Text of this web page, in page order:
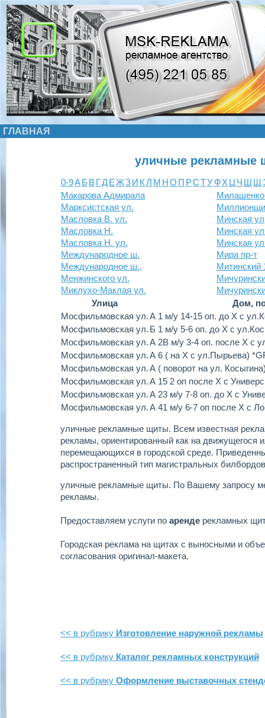
ГЛАВНАЯ
уличные рекламные
0-9АБ ВГДЕЖЗИ КЛ М НО П РСТУФХ Ц Ч Ш Щ
Макарова Адмирала
Марксистская ул.
Масловка В. ул.
Масловка Н.
Масловка Н. ул.
Международное ш.
Международное ш.,
Менжинского ул.
Миклухо-Маклая ул.
Минская ул
Минская
Минская
Мира пр-т
Митинский
Улица
Дом,
Мосфильмовская ул.А 1 м/у 14-15 оп. до Х с
Мосфильмовская ул. Б 1 м/у 5-6 оп. до Х с
Мосфильмовская ул.А 2В м/у 3-4 оп. после Х с
Мосфильмовская ул.А 6 ( на Х с ул.Пырьева)
Мосфильмовская ул.А ( поворот на ул.
Мосфильмовская ул.А 15 2 оп после Х с
Мосфильмовская ул.А 23 м/у 7-8 оп. до Х с
Мосфильмовская ул.А 41 м/у 6-7 оп после Х с
уличные рекламные щиты. Всем известная
рекламы, ориентированный как на движущегося
перемещающихся в городской среде.
распространенный тип магистральных
уличные рекламные щиты. По Вашему запросу
рекламы.
Предоставляем услуги по аренде рекламных
Городская реклама на щитах с выносными и
согласования оригинал-макета.
<< в рубрику Изготовление наружной рекламы
<< в рубрику Каталог рекламных конструкций
<< в рубрику Оформление выставочных